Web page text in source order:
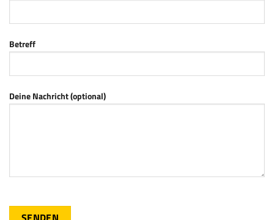
Betreff
Deine Nachricht (optional)